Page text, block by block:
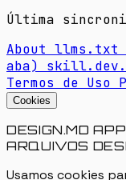
Última
About llms.txt
aba)
Termos de Uso
Cookies
DESIGN.MD
ARQUIVOS
Usamos cookies